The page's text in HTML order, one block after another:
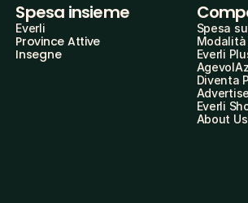
Spesa insieme
Everli
Province Attive
Insegne
Spesa
Everli
Diventa
Everli
About Us